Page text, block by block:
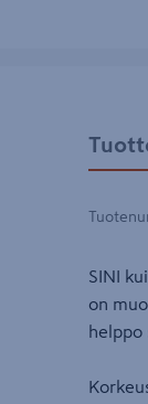
SINI
on
helppo